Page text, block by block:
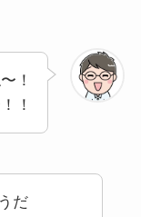
！
！
だ